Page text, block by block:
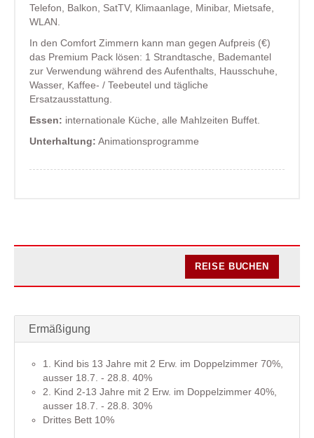
Telefon, Balkon, SatTV, Klimaanlage, Minibar, Mietsafe,
WLAN.
In den Comfort Zimmern kann man gegen Aufpreis (€)
das Premium Pack lösen: 1 Strandtasche, Bademantel
zur Verwendung während des Aufenthalts, Hausschuhe,
Wasser, Kaffee- / Teebeutel und tägliche
Ersatzausstattung.
Essen: internationale Küche, alle Mahlzeiten Buffet.
Unterhaltung: Animationsprogramme
REISE BUCHEN
Ermäßigung
1. Kind bis 13 Jahre mit 2 Erw. im Doppelzimmer 70%,
ausser 18.7. - 28.8. 40%
2. Kind 2-13 Jahre mit 2 Erw. im Doppelzimmer 40%,
ausser 18.7. - 28.8. 30%
Drittes Bett 10%